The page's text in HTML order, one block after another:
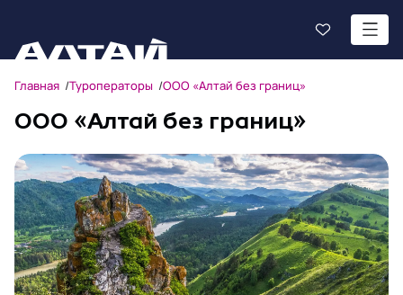
Главная Туроператоры ООО «Алтай без границ»
ООО «Алтай без границ»